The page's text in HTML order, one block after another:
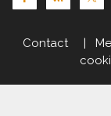
Contact|